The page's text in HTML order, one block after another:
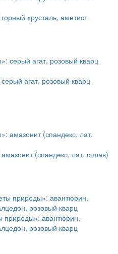
хрусталь, аметист
агат, розовый кварц
(спандекс, лат. сплав)
природы»: авантюрин,
розовый кварц